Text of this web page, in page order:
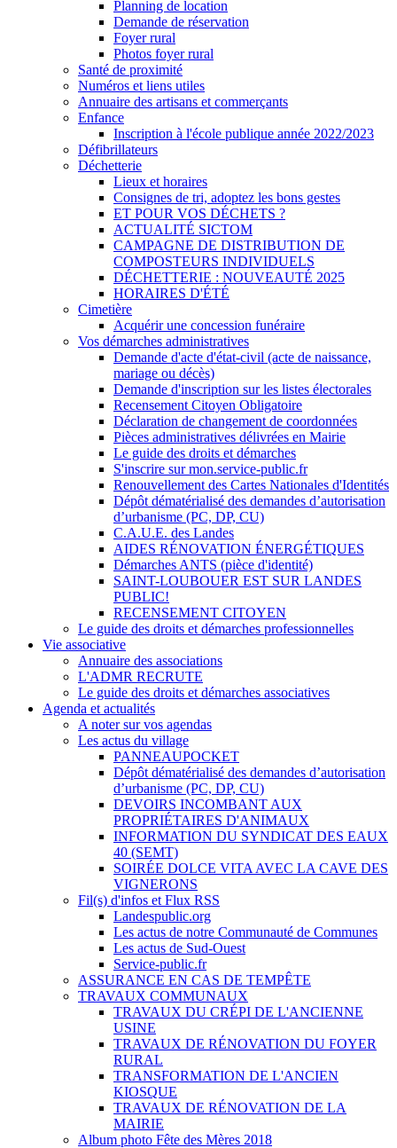
Planning de location
Demande de réservation
Foyer rural
Photos foyer rural
Santé de proximité
Numéros et liens utiles
Annuaire des artisans et commerçants
Enfance
Inscription à l'école publique année 2022/2023
Défibrillateurs
Déchetterie
Lieux et horaires
Consignes de tri, adoptez les bons gestes
ET POUR VOS DÉCHETS ?
ACTUALITÉ SICTOM
CAMPAGNE DE DISTRIBUTION DE
COMPOSTEURS INDIVIDUELS
DÉCHETTERIE : NOUVEAUTÉ 2025
HORAIRES D'ÉTÉ
Cimetière
Acquérir une concession funéraire
Vos démarches administratives
Demande d'acte d'état-civil (acte de naissance,
mariage ou décès)
Demande d'inscription sur les listes électorales
Recensement Citoyen Obligatoire
Déclaration de changement de coordonnées
Pièces administratives délivrées en Mairie
Le guide des droits et démarches
S'inscrire sur mon.service-public.fr
Renouvellement des Cartes Nationales d'Identités
Dépôt dématérialisé des demandes d’autorisation
d’urbanisme (PC, DP, CU)
C.A.U.E. des Landes
AIDES RÉNOVATION ÉNERGÉTIQUES
Démarches ANTS (pièce d'identité)
SAINT-LOUBOUER EST SUR LANDES
PUBLIC!
RECENSEMENT CITOYEN
Le guide des droits et démarches professionnelles
Vie associative
Annuaire des associations
L'ADMR RECRUTE
Le guide des droits et démarches associatives
Agenda et actualités
A noter sur vos agendas
Les actus du village
PANNEAUPOCKET
Dépôt dématérialisé des demandes d’autorisation
d’urbanisme (PC, DP, CU)
DEVOIRS INCOMBANT AUX
PROPRIÉTAIRES D'ANIMAUX
INFORMATION DU SYNDICAT DES EAUX
40 (SEMT)
SOIRÉE DOLCE VITA AVEC LA CAVE DES
VIGNERONS
Fil(s) d'infos et Flux RSS
Landespublic.org
Les actus de notre Communauté de Communes
Les actus de Sud-Ouest
Service-public.fr
ASSURANCE EN CAS DE TEMPÊTE
TRAVAUX COMMUNAUX
TRAVAUX DU CRÉPI DE L'ANCIENNE
USINE
TRAVAUX DE RÉNOVATION DU FOYER
RURAL
TRANSFORMATION DE L'ANCIEN
KIOSQUE
TRAVAUX DE RÉNOVATION DE LA
MAIRIE
Album photo Fête des Mères 2018